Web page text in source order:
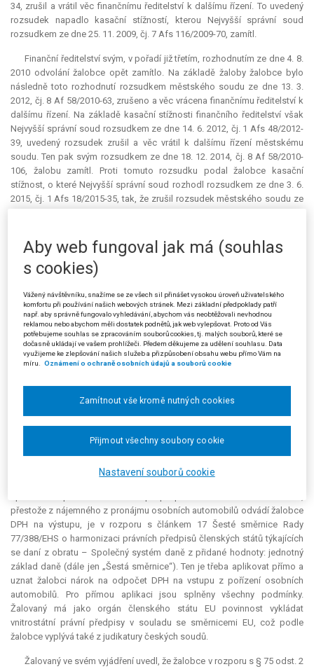
34, zrušil a vrátil věc finančnímu ředitelství k dalšímu řízení. To uvedený
rozsudek napadlo kasační stížností, kterou Nejvyšší správní soud
rozsudkem ze dne 25. 11. 2009, čj. 7 Afs 116/2009-70, zamítl.
Finanční ředitelství svým, v pořadí již třetím, rozhodnutím ze dne 4. 8.
2010 odvolání žalobce opět zamítlo. Na základě žaloby žalobce bylo
následně toto rozhodnutí rozsudkem městského soudu ze dne 13. 3.
2012, čj. 8 Af 58/2010-63, zrušeno a věc vrácena finančnímu ředitelství k
dalšímu řízení. Na základě kasační stížnosti finančního ředitelství však
Nejvyšší správní soud rozsudkem ze dne 14. 6. 2012, čj. 1 Afs 48/2012-
39, uvedený rozsudek zrušil a věc vrátil k dalšímu řízení městskému
soudu. Ten pak svým rozsudkem ze dne 18. 12. 2014, čj. 8 Af 58/2010-
106, žalobu zamítl. Proti tomuto rozsudku podal žalobce kasační
stížnost, o které Nejvyšší správní soud rozhodl rozsudkem ze dne 3. 6.
2015, čj. 1 Afs 18/2015-35, tak, že zrušil rozsudek městského soudu ze
přešla působnost odvolacího správního orgánu.
V tomto dalším řízení žalovaný vydal rozhodnutí dne 25. 9. 2015.
Změna platebního výměru správce daně žalobou napadeným
rozhodnutím žalovaného je promítnutím závazného právního názoru
Nejvyššího správního soudu, podle něhož nemůže žalobce uplatnit
nárok na odpočet DPH pouze z ceny pořízených automobilů, naproti
tomu může nárokovat odpočet DPH z poplatku za finanční leasing (tedy
z ceny finanční služby), neboť na tento poplatek § 75 odst. 2 zákona č.
235/2004 Sb., o dani z přidané hodnoty, ve znění účinném do 31. 12.
Žalovaný toto rozhodnutí napadeným rozhodnutím změnil tak, že
vyměřenou daňovou povinnost stanovil částkou 132 580 Kč, přičemž v
Proti rozhodnutí žalovaného podal žalobce žalobu u Krajského
přestože z nájemného z pronájmu osobních automobilů odvádí žalobce
DPH na výstupu, je v rozporu s článkem 17 Šesté směrnice Rady
77/388/EHS o harmonizaci právních předpisů členských států týkajících
se daní z obratu – Společný systém daně z přidané hodnoty: jednotný
základ daně (dále jen „Šestá směrnice“). Ten je třeba aplikovat přímo a
uznat žalobci nárok na odpočet DPH na vstupu z pořízení osobních
automobilů. Pro přímou aplikaci jsou splněny všechny podmínky.
Žalovaný má jako orgán členského státu EU povinnost vykládat
vnitrostátní právní předpisy v souladu se směrnicemi EU, což podle
žalobce vyplývá také z judikatury českých soudů.
Žalovaný ve svém vyjádření uvedl, že žalobce v rozporu s § 75 odst. 2
Aby web fungoval jak má (souhlas
s cookies)
Vážený návštěvníku, snažíme se ze všech sil přinášet vysokou úroveň uživatelského
komfortu při používání našich webových stránek. Mezi základní předpoklady patří
např. aby správně fungovalo vyhledávání, abychom vás neobtěžovali nevhodnou
reklamou nebo abychom měli dostatek podnětů, jak web vylepšovat. Proto od Vás
potřebujeme souhlas se zpracováním souborů cookies, tj. malých souborů, které se
dočasně ukládají ve vašem prohlížeči. Předem děkujeme za udělení souhlasu. Data
využijeme ke zlepšování našich služeb a přizpůsobení obsahu webu přímo Vám na
míru.
Oznámení o ochraně osobních údajů a souborů cookie
Nastavení souborů cookie
Zamítnout vše kromě nutných cookies
Přijmout všechny soubory cookie